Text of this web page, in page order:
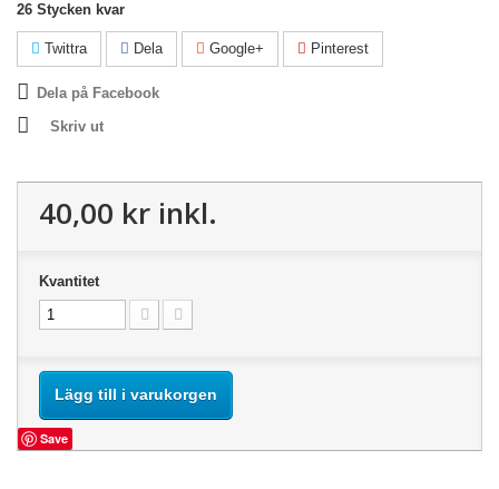
26 Stycken kvar
Twittra Dela Google+ Pinterest
Dela på Facebook
Skriv ut
40,00 kr inkl.
Kvantitet
Lägg till i varukorgen
Save